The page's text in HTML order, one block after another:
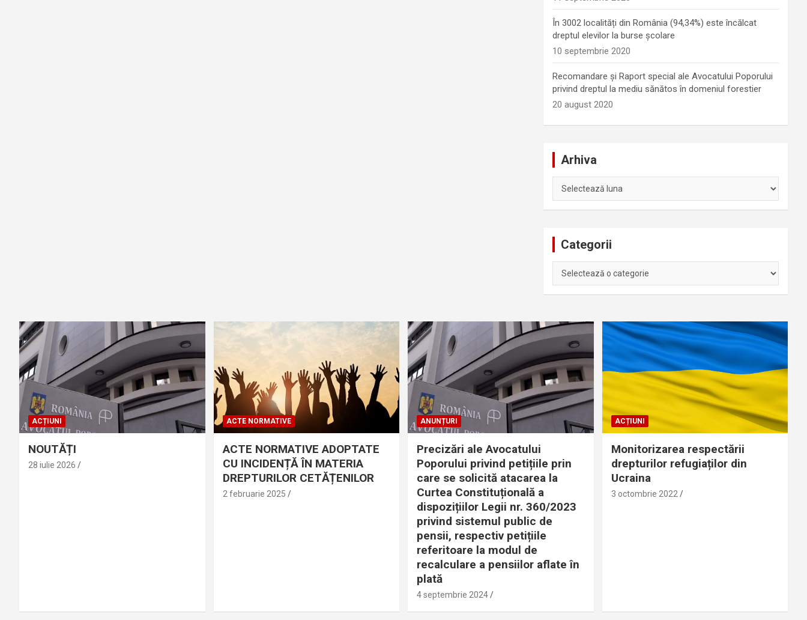
În 3002 localități din România (94,34%) este încălcat
dreptul elevilor la burse școlare
10 septembrie 2020
Recomandare și Raport special ale Avocatului Poporului
privind dreptul la mediu sănătos în domeniul forestier
20 august 2020
Arhiva
Categorii
ACȚIUNI
NOUTĂȚI
28 iulie 2026
ACTE NORMATIVE
ACTE NORMATIVE ADOPTATE
CU INCIDENȚĂ ÎN MATERIA
DREPTURILOR CETĂȚENILOR
2 februarie 2025
ANUNȚURI
Precizări ale Avocatului
Poporului privind petițiile prin
care se solicită atacarea la
Curtea Constituțională a
dispozițiilor Legii nr. 360/2023
privind sistemul public de
pensii, respectiv petițiile
referitoare la modul de
recalculare a pensiilor aflate în
plată
4 septembrie 2024
ACȚIUNI
Monitorizarea respectării
drepturilor refugiaților din
Ucraina
3 octombrie 2022